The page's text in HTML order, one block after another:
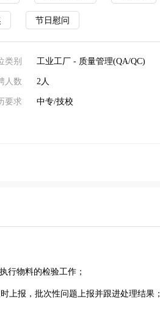
节日慰问
类别 工业工厂 - 质量管理(QA/QC)
人数 2人
要求 中专/技校
行物料的检验工作；
上报，批次性问题上报并跟进处理结果；